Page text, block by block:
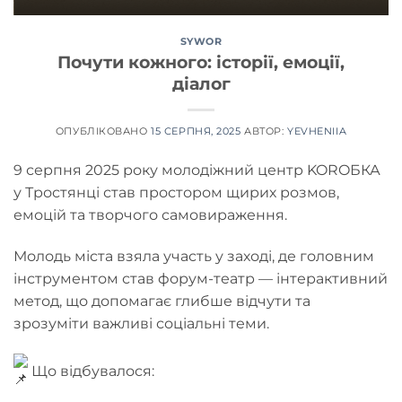
SYWOR
Почути кожного: історії, емоції,
діалог
ОПУБЛІКОВАНО15 СЕРПНЯ, 2025 АВТОР:YEVHENIIA
9 серпня 2025 року молодіжний центр KOROБКА
у Тростянці став простором щирих розмов,
емоцій та творчого самовираження.
Молодь міста взяла участь у заході, де головним
інструментом став форум-театр — інтерактивний
метод, що допомагає глибше відчути та
зрозуміти важливі соціальні теми.
Що відбувалося: